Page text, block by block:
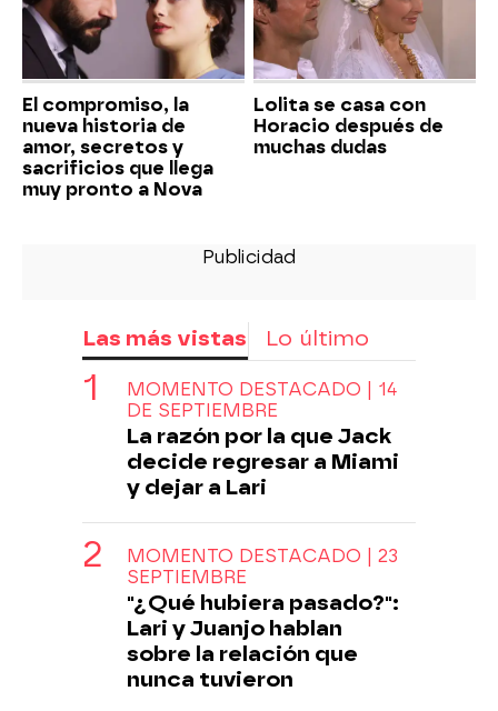
El compromiso, la
nueva historia de
amor, secretos y
sacrificios que llega
muy pronto a Nova
Lolita se casa con
Horacio después de
muchas dudas
Las más vistas Lo último
MOMENTO DESTACADO | 14
DE SEPTIEMBRE
La razón por la que Jack
decide regresar a Miami
y dejar a Lari
MOMENTO DESTACADO | 23
SEPTIEMBRE
"¿Qué hubiera pasado?":
Lari y Juanjo hablan
sobre la relación que
nunca tuvieron